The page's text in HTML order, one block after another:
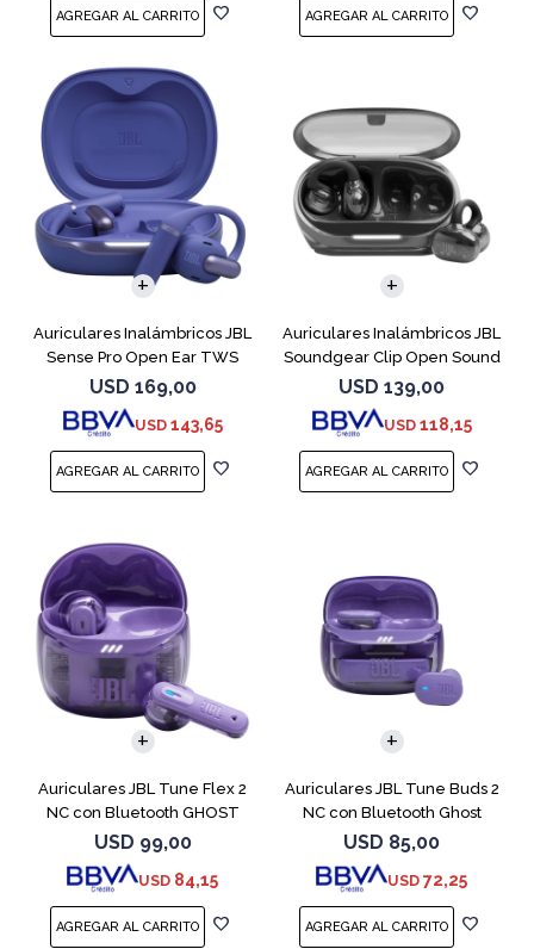
Auriculares Inalámbricos JBL
Sense Pro Open Ear TWS
Azul
USD 169,00
USD 143,65
Auriculares Inalámbricos JBL
Soundgear Clip Open Sound
Negro
USD 139,00
USD 118,15
Auriculares JBL Tune Flex 2
NC con Bluetooth GHOST
EDITION
USD 99,00
USD 84,15
Auriculares JBL Tune Buds 2
NC con Bluetooth Ghost
USD 85,00
USD 72,25